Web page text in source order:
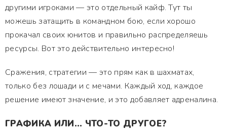
другими игроками — это отдельный кайф. Тут ты
можешь затащить в командном бою, если хорошо
прокачал своих юнитов и правильно распределяешь
ресурсы. Вот это действительно интересно!
Сражения, стратегии — это прям как в шахматах,
только без лошади и с мечами. Каждый ход, каждое
решение имеют значение, и это добавляет адреналина.
ГРАФИКА ИЛИ... ЧТО-ТО ДРУГОЕ?